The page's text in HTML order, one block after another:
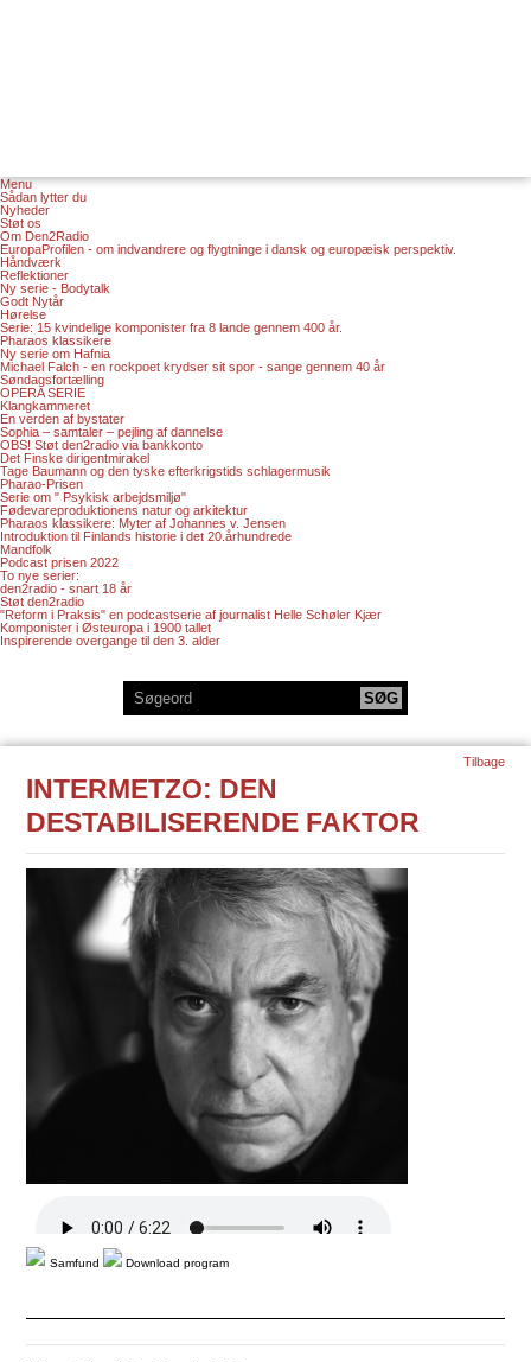
Menu
Sådan lytter du
Nyheder
Støt os
Om Den2Radio
EuropaProfilen - om indvandrere og flygtninge i dansk og europæisk perspektiv.
Håndværk
Reflektioner
Ny serie - Bodytalk
Godt Nytår
Hørelse
Serie: 15 kvindelige komponister fra 8 lande gennem 400 år.
Pharaos klassikere
Ny serie om Hafnia
Michael Falch - en rockpoet krydser sit spor - sange gennem 40 år
Søndagsfortælling
OPERA SERIE
Klangkammeret
En verden af bystater
Sophia – samtaler – pejling af dannelse
OBS! Støt den2radio via bankkonto
Det Finske dirigentmirakel
Tage Baumann og den tyske efterkrigstids schlagermusik
Pharao-Prisen
Serie om " Psykisk arbejdsmiljø"
Fødevareproduktionens natur og arkitektur
Pharaos klassikere: Myter af Johannes v. Jensen
Introduktion til Finlands historie i det 20.århundrede
Mandfolk
Podcast prisen 2022
To nye serier:
den2radio - snart 18 år
Støt den2radio
"Reform i Praksis" en podcastserie af journalist Helle Schøler Kjær
Komponister i Østeuropa i 1900 tallet
Inspirerende overgange til den 3. alder
INTERMETZO: DEN
DESTABILISERENDE FAKTOR
Samfund Download program
Tilbage